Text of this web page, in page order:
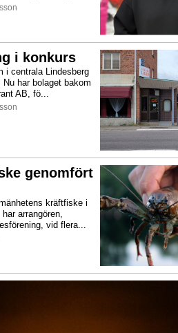
i konkurs
i centrala Lindesberg
har bolaget bakom
AB, fö...
genomfört
kräftfiske i
arrangören,
vid flera...